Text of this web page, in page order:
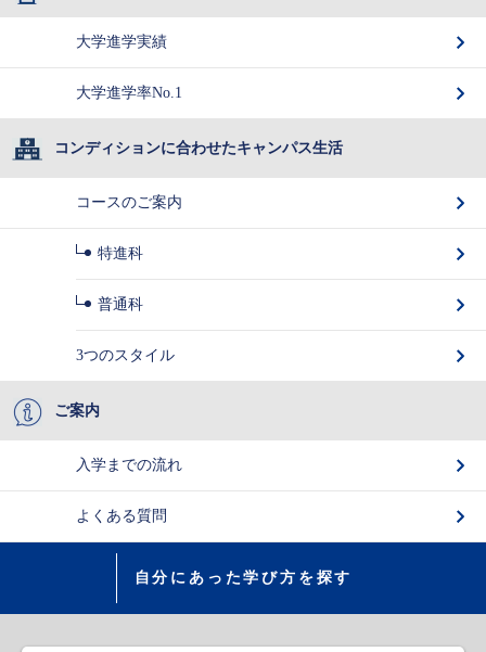
大学進学実績
大学進学率No.1
コンディションに合わせたキャンパス生活
コースのご案内
特進科
普通科
3つのスタイル
ご案内
入学までの流れ
よくある質問
自分にあった学び方を探す